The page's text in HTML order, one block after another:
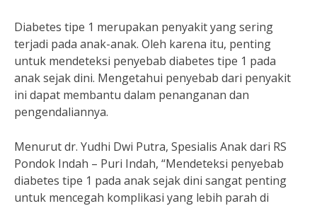
Diabetes tipe 1 merupakan penyakit yang sering
terjadi pada anak-anak. Oleh karena itu, penting
untuk mendeteksi penyebab diabetes tipe 1 pada
anak sejak dini. Mengetahui penyebab dari penyakit
ini dapat membantu dalam penanganan dan
pengendaliannya.
Menurut dr. Yudhi Dwi Putra, Spesialis Anak dari RS
Pondok Indah – Puri Indah, “Mendeteksi penyebab
diabetes tipe 1 pada anak sejak dini sangat penting
untuk mencegah komplikasi yang lebih parah di